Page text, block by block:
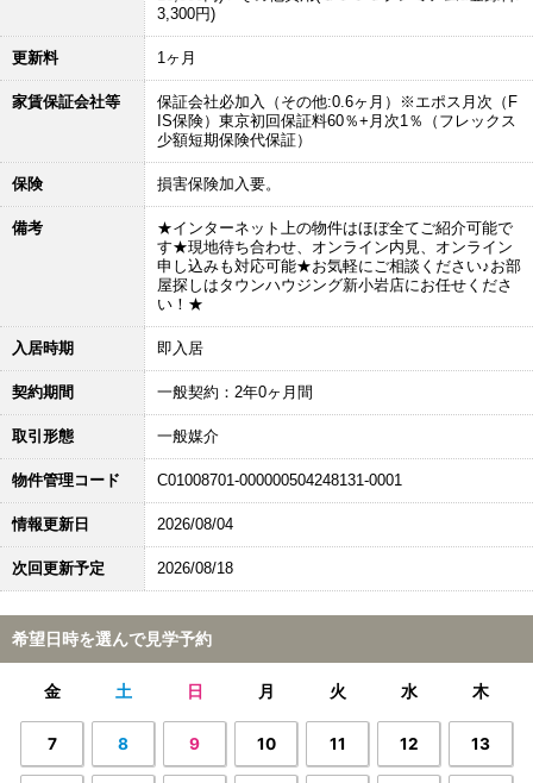
3,300円)
更新料 1ヶ月
家賃保証会社等
保証会社必加入（その他:0.6ヶ月）※エポス月次（F
IS保険）東京初回保証料60％+月次1％（フレックス
少額短期保険代保証）
保険 損害保険加入要。
備考
★インターネット上の物件はほぼ全てご紹介可能で
す★現地待ち合わせ、オンライン内見、オンライン
申し込みも対応可能★お気軽にご相談ください♪お部
屋探しはタウンハウジング新小岩店にお任せくださ
い！★
入居時期 即入居
契約期間 一般契約：2年0ヶ月間
取引形態 一般媒介
物件管理コード C01008701-000000504248131-0001
情報更新日 2026/08/04
次回更新予定 2026/08/18
希望日時を選んで見学予約
金 土 日 月 火 水 木
7 8 9 10 11 12 13